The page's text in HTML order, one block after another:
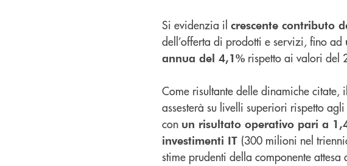
Si evidenzia il crescente contributo
dell’offerta di prodotti e servizi, fino ad
annua del 4,1% rispetto ai valori del
Come risultante delle dinamiche citate, il
assesterà su livelli superiori rispetto
con un risultato operativo pari a
investimenti IT (300 milioni nel
stime prudenti della componente